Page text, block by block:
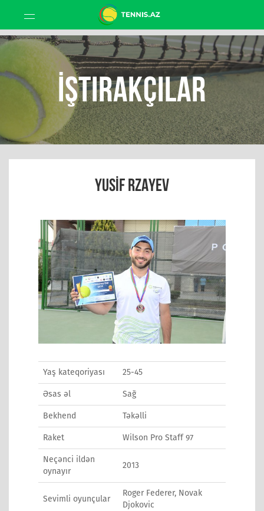
İştirakçılar
YUSIF RZAYEV
Yaş kateqoriyası 25-45
Əsas əl Sağ
Bekhend Təkəlli
Raket Wilson Pro Staff 97
Neçənci ildən
oynayır
2013
Sevimli oyunçular
Roger Federer, Novak
Djokovic